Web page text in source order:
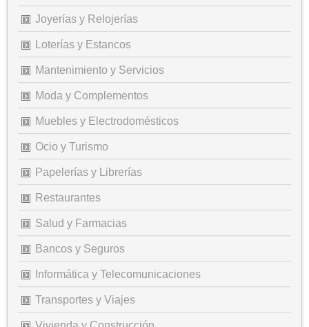
Joyerías y Relojerías
Loterías y Estancos
Mantenimiento y Servicios
Moda y Complementos
Muebles y Electrodomésticos
Ocio y Turismo
Papelerías y Librerías
Restaurantes
Salud y Farmacias
Bancos y Seguros
Informática y Telecomunicaciones
Transportes y Viajes